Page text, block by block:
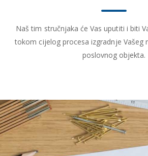
Naš tim stručnjaka će Vas uputiti i biti
tokom cijelog procesa izgradnje Vašeg
poslovnog objekta.